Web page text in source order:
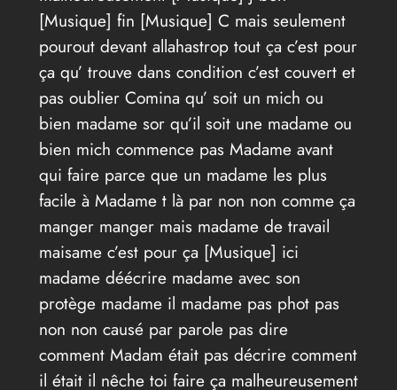
[Musique] fin [Musique] C mais seulement
pourout devant allahastrop tout ça c’est pour
ça qu’ trouve dans condition c’est couvert et
pas oublier Comina qu’ soit un mich ou
bien madame sor qu’il soit une madame ou
bien mich commence pas Madame avant
qui faire parce que un madame les plus
facile à Madame t là par non non comme ça
manger manger mais madame de travail
maisame c’est pour ça [Musique] ici
madame déécrire madame avec son
protège madame il madame pas phot pas
non non causé par parole pas dire
comment Madam était pas décrire comment
il était il nêche toi faire ça malheureusement